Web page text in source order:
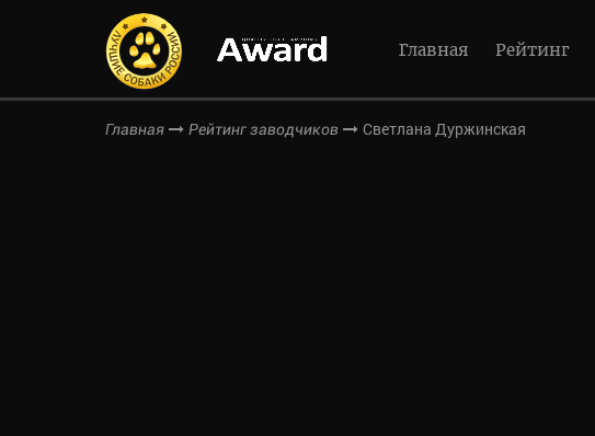
Главная Рейтинг
Главная Рейтинг заводчиков Светлана Дуржинская